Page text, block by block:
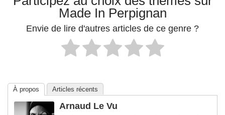
Made In Perpignan
Envie de lire d'autres articles de ce genre ?
À propos Articles récents
Arnaud Le Vu